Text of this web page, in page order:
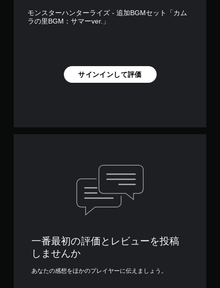
モンスターハンターライズ - 追加BGMセット「カム
ラの里BGM：サマーver.」
サインインして評価
一番最初の評価とレビューを投稿
しませんか
あなたの感想をほかのプレイヤーに伝えましょう。